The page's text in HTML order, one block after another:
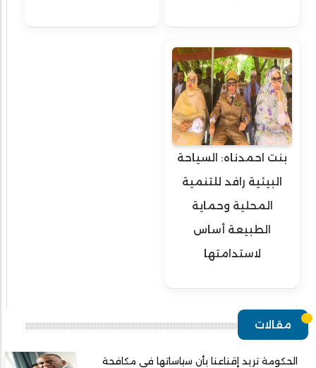
بنت احمدناه: السياحة
البيئية رافد للتنمية
المحلية وحماية
الطبيعة أساس
لاستدامتها
مقالات
الحكومة تريد إقناعنا بأن سياساتها في مكافحة